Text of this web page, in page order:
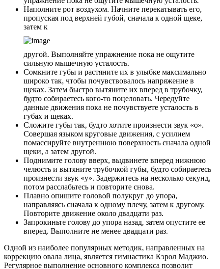
Наполните рот воздухом. Начните перекатывать его,
пропуская под верхней губой, сначала к одной щеке,
затем к
другой. Выполняйте упражнение пока не ощутите
сильную мышечную усталость.
Сомкните губы и растяните их в улыбке максимально
широко так, чтобы почувствовалось напряжение в
щеках. Затем быстро вытяните их вперед в трубочку,
будто собираетесь кого-то поцеловать. Чередуйте
данные движения пока не почувствуете усталость в
губах и щеках.
Сложите губы так, будто хотите произнести звук «о».
Совершая языком круговые движения, с усилием
помассируйте внутреннюю поверхность сначала одной
щеки, а затем другой.
Поднимите голову вверх, выдвинете вперед нижнюю
челюсть и вытяните трубочкой губы, будто собираетесь
произнести звук «у». Задержитесь на несколько секунд,
потом расслабьтесь и повторите снова.
Плавно опишите головой полукруг до упора,
направляясь сначала к одному плечу, затем к другому.
Повторите движение около двадцати раз.
Запрокиньте голову до упора назад, затем опустите ее
вперед. Выполните не менее двадцати раз.
Одной из наиболее популярных методик, направленных на
коррекцию овала лица, является гимнастика Кэрол Маджио.
Регулярное выполнение основного комплекса позволит